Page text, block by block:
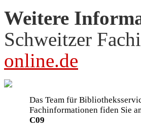
Weitere
Schweitzer
online.de
Das Team für
Fachinformationen fiden Sie
C09